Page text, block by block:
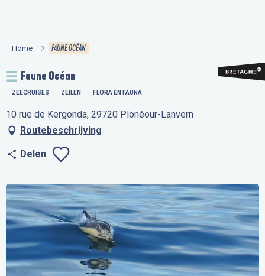
principal
Home FAUNE OCÉAN
Faune Océan
ZEECRUISES ZEILEN FLORA EN FAUNA
10 rue de Kergonda, 29720 Plonéour-Lanvern
Routebeschrijving
Delen